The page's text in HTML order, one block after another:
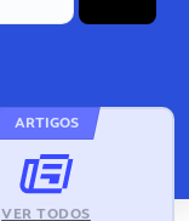
ARTIGOS
VER TODOS